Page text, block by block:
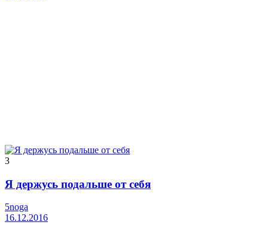
3
Я держусь подальше от себя
5noga
16.12.2016